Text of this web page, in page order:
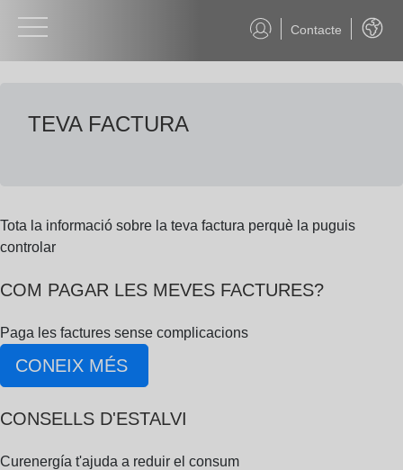
Contacte
Català
TEVA FACTURA
Subhome la teva factura
Tota la informació sobre la teva factura perquè la puguis
controlar
COM PAGAR LES MEVES FACTURES?
Paga les factures sense complicacions
CONEIX MÉS
CONSELLS D'ESTALVI
Curenergía t'ajuda a reduir el consum